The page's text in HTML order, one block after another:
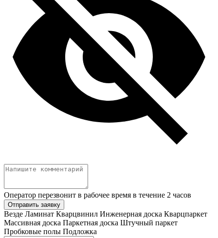
Оператор перезвонит в рабочее время в течение 2 часов
Отправить заявку
Везде Ламинат Кварцвинил Инженерная доска Кварцпаркет
Массивная доска Паркетная доска Штучный паркет
Пробковые полы Подложка